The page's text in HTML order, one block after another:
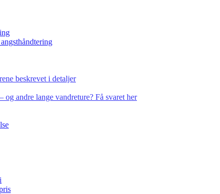
beskrevet i detaljer
andre lange vandreture? Få svaret her